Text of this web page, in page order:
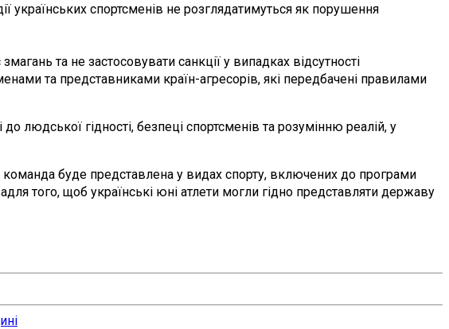
спортсменів не розглядатимуться як порушення
та не застосовувати санкції у випадках відсутності
та представниками країн-агресорів, які передбачені правилами
людської гідності, безпеці спортсменів та розумінню реалій, у
команда буде представлена у видах спорту, включених до програми
того, щоб українські юні атлети могли гідно представляти державу